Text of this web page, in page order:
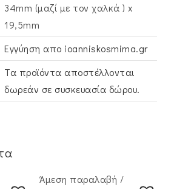
34mm (μαζί με τον χαλκά ) x
19,5mm
Εγγύηση απο ioanniskosmima.gr
Τα προϊόντα αποστέλλονται
δωρεάν σε συσκευασία δώρου.
Άμεση παραλαβή /